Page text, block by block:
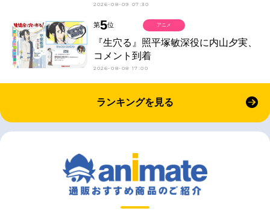
2026-08-09 07:30
第5位
『生穴る』照平塚敏深役に内山夕実、
コメント到着
2026-08-08 17:00
アニメ
ランキングを見る